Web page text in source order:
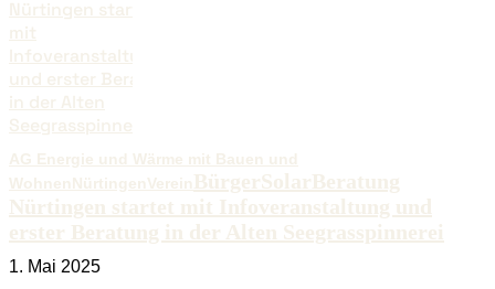
AG Energie und Wärme mit Bauen und
WohnenNürtingenVerein BürgerSolarBeratung
Nürtingen startet mit Infoveranstaltung und
erster Beratung in der Alten Seegrasspinnerei
1. Mai 2025